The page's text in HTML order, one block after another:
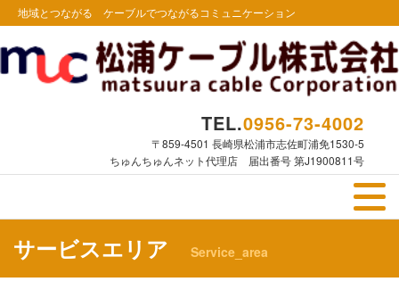
地域とつながる ケーブルでつながるコミュニケーション
TEL.0956-73-4002
〒859-4501 長崎県松浦市志佐町浦免1530-5
ちゅんちゅんネット代理店 届出番号 第J1900811号
サービスエリア Service_area